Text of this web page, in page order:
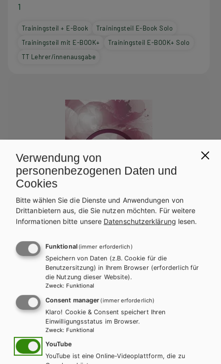
1
Trainingsteil + E-Book
Trainingsteil E-Book Solo
Trainingsteil mit E-BOOK+
Trainingsteil E-BOOK+ Solo
TT Lehrer/innenausgabe
AHS-O BAFEP/BASOP HAK/HAS HLFS/LFS
HUM/FS
KOMPETENZ:DEUTSCH – modular.
Sprachbuch für höhere Schulen. Trainingsteil
2+
Trainingsteil + E-Book
Trainingsteil mit E-BOOK+
TT Lehrer/innenausgabe
Verwendung von
personenbezogenen Daten und
Cookies
Bitte wählen Sie die Dienste und Anwendungen von
Drittanbietern aus, die Sie nutzen möchten. Für weitere
Informationen bitte unsere Datenschutzerklärung lesen.
Funktional (immer erforderlich)
Speichern von Daten (z.B. Cookie für die
Benutzersitzung) in Ihrem Browser (erforderlich für
die Nutzung dieser Website).
Zweck: Funktional
Consent manager (immer erforderlich)
Klaro! Cookie & Consent speichert Ihren
Einwilligungsstatus im Browser.
Zweck: Funktional
YouTube
YouTube ist eine Online-Videoplattform, die zu